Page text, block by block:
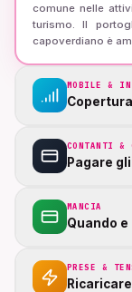
comune nelle
turismo. Il
capoverdiano è
MOBILE &
CONTANTI &
Pagare
MANCIA
Quando e
PRESE &